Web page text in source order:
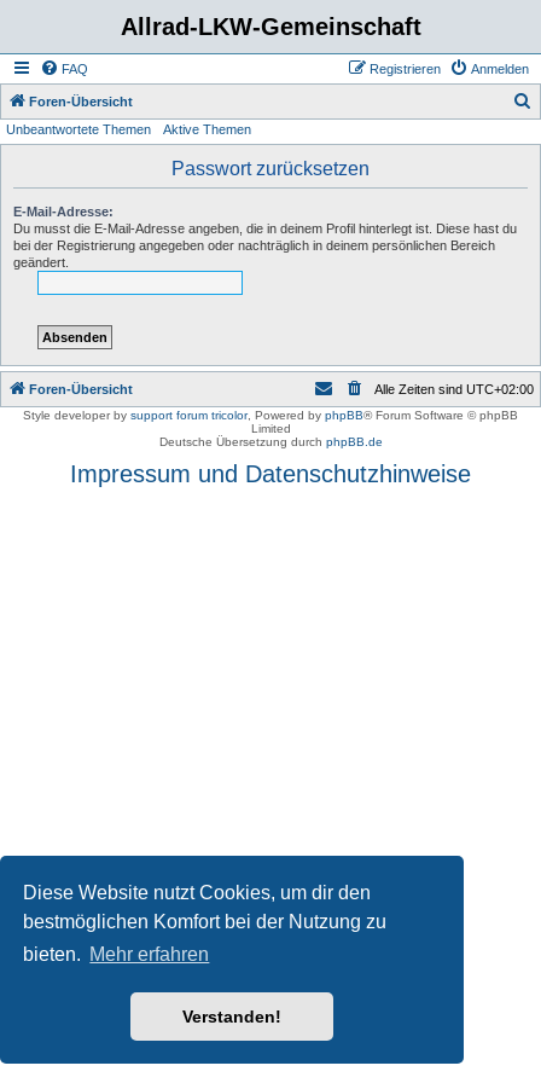
Diese Website nutzt Cookies, um dir den
bestmöglichen Komfort bei der Nutzung zu
bieten. Mehr erfahren
Verstanden!
Allrad-LKW-Gemeinschaft
FAQ Anmelden
Registrieren
Foren-Übersicht
Unbeantwortete Themen Aktive Themen
Passwort zurücksetzen
E-Mail-Adresse:
Du musst die E-Mail-Adresse angeben, die in deinem Profil hinterlegt ist. Diese hast du
bei der Registrierung angegeben oder nachträglich in deinem persönlichen Bereich
geändert.
Foren-Übersicht Alle Zeiten sind UTC+02:00
Style developer by support forum tricolor, Powered by phpBB® Forum Software © phpBB
Limited
Deutsche Übersetzung durch phpBB.de
Impressum und Datenschutzhinweise